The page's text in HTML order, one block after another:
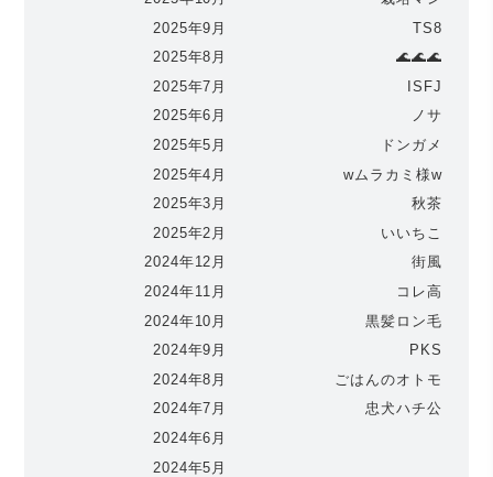
2025年9月
2025年8月
2025年7月
2025年6月
2025年5月
2025年4月
2025年3月
2025年2月
2024年12月
2024年11月
2024年10月
2024年9月
2024年8月
2024年7月
2024年6月
2024年5月
TS8
🌊🌊🌊
ISFJ
ノサ
ドンガメ
wムラカミ様w
秋茶
いいちこ
街風
コレ高
黒髪ロン毛
PKS
ごはんのオトモ
忠犬ハチ公